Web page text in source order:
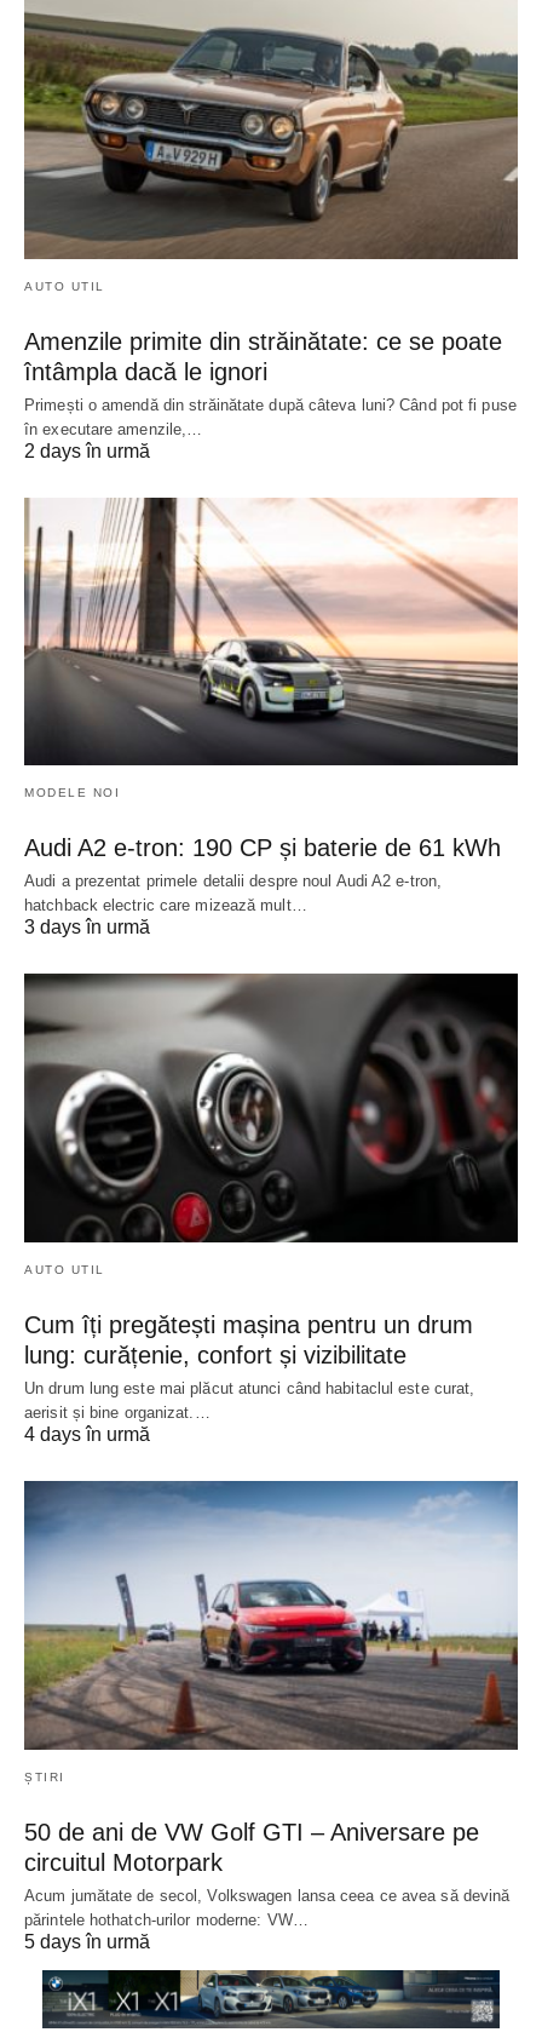
AUTO UTIL
Amenzile primite din străinătate: ce se poate
întâmpla dacă le ignori
Primești o amendă din străinătate după câteva luni? Când pot fi puse
în executare amenzile,…
2 days în urmă
MODELE NOI
Audi A2 e-tron: 190 CP și baterie de 61 kWh
Audi a prezentat primele detalii despre noul Audi A2 e-tron,
hatchback electric care mizează mult…
3 days în urmă
AUTO UTIL
Cum îți pregătești mașina pentru un drum
lung: curățenie, confort și vizibilitate
Un drum lung este mai plăcut atunci când habitaclul este curat,
aerisit și bine organizat.…
4 days în urmă
ȘTIRI
50 de ani de VW Golf GTI – Aniversare pe
circuitul Motorpark
Acum jumătate de secol, Volkswagen lansa ceea ce avea să devină
părintele hothatch-urilor moderne: VW…
5 days în urmă